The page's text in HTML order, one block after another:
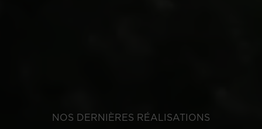
NOS DERNIÈRES RÉALISATIONS